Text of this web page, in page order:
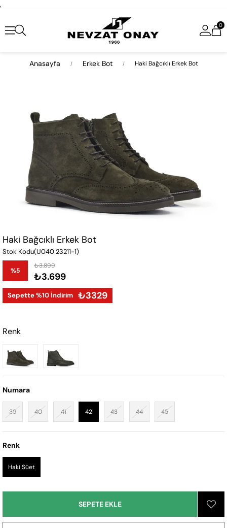
,
0
Anasayfa Erkek Bot Haki Bağcıklı Erkek Bot
Haki Bağcıklı Erkek Bot
Stok Kodu(U040 23211-1)
%5
İndirim
₺3.899
₺3.699
Sepette %10 İndirim ₺3329
Renk
Numara
39 40 41 42 43 44 45
Renk
Haki Süet